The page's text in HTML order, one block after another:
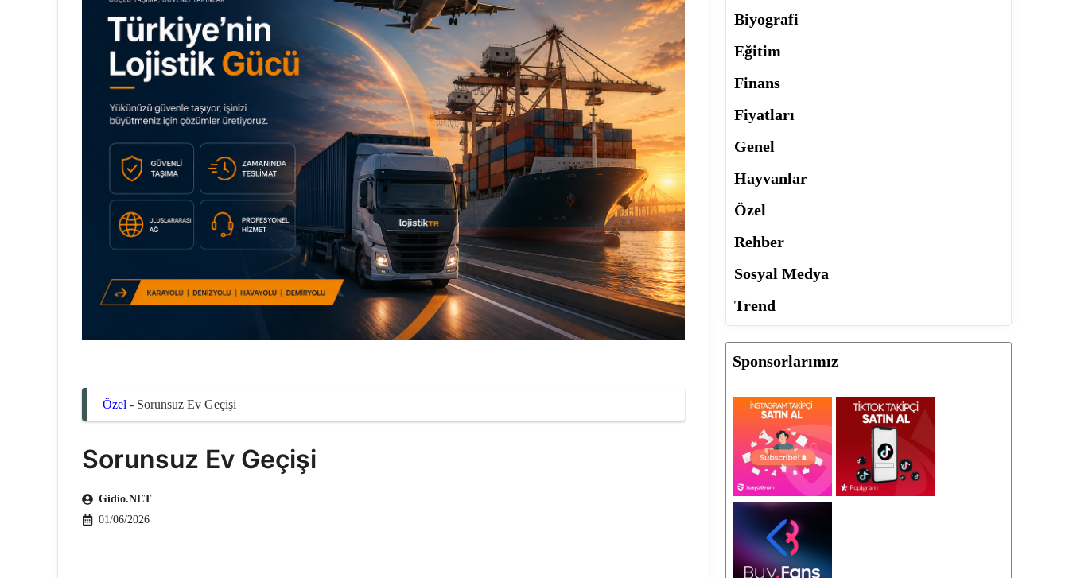
Özel - Sorunsuz Ev Geçişi
Sorunsuz Ev Geçişi
Gidio.NET
01/06/2026
Biyografi
Eğitim
Finans
Fiyatları
Genel
Hayvanlar
Özel
Rehber
Sosyal Medya
Trend
Sponsorlarımız